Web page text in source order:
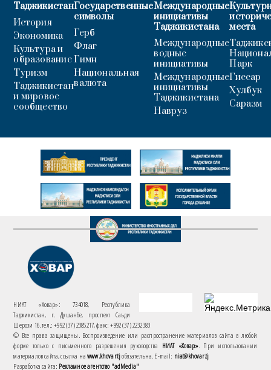
Таджикистан
История
Экономика
Культура и
образование
Туризм
Таджикистан
и мировое
сообщество
Государственные
символы
Герб
Флаг
Гимн
Национальная
валюта
Международные
инициативы
Таджикистана
Международные
водные
инициативы
Международные
инициативы
Таджикистана
Навруз
места
Парк
Гиссар
Хулбук
Саразм
НИАТ «Ховар»: 734018, Республика
Таджикистан, г. Душанбе, проспект Саъди
Шерози 16. тел.: +992 (37) 2385217, факс: +992 (37) 2232383
© Все права защищены. Воспроизведение или распространение материалов сайта в любой
форме только с письменного разрешения руководства НИАТ «Ховар». При использовании
материалов сайта, ссылка наwww.khovar.tjобязательна. E-mail: niat@khovar.tj
Разработка сайта: Рекламное агентство "adMedia"